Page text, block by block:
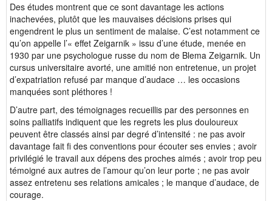
Des études montrent que ce sont davantage les actions
inachevées, plutôt que les mauvaises décisions prises qui
engendrent le plus un sentiment de malaise. C’est notamment ce
qu’on appelle l’« effet Zeigarnik » issu d’une étude, menée en
1930 par une psychologue russe du nom de Blema Zeigarnik. Un
cursus universitaire avorté, une amitié non entretenue, un projet
d’expatriation refusé par manque d’audace … les occasions
manquées sont pléthores !
D’autre part, des témoignages recueillis par des personnes en
soins palliatifs indiquent que les regrets les plus douloureux
peuvent être classés ainsi par degré d’intensité : ne pas avoir
davantage fait fi des conventions pour écouter ses envies ; avoir
privilégié le travail aux dépens des proches aimés ; avoir trop peu
témoigné aux autres de l’amour qu’on leur porte ; ne pas avoir
assez entretenu ses relations amicales ; le manque d’audace, de
courage.